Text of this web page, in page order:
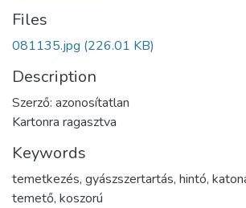
Files
081135.jpg (226.01 KB)
Description
Szerző: azonosítatlan
Kartonra ragasztva
Keywords
temetkezés, gyászszertartás, hintó,
temető, koszorú